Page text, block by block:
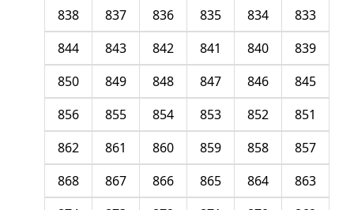
833
834
835
836
837
838
839
840
841
842
843
844
845
846
847
848
849
850
851
852
853
854
855
856
857
858
859
860
861
862
863
864
865
866
867
868